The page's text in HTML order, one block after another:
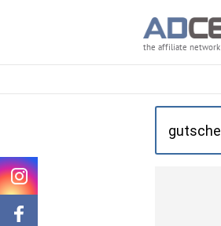
the affiliate network